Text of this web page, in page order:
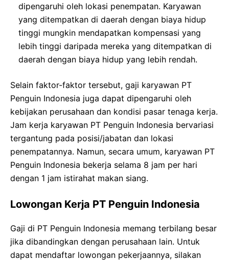
dipengaruhi oleh lokasi penempatan. Karyawan
yang ditempatkan di daerah dengan biaya hidup
tinggi mungkin mendapatkan kompensasi yang
lebih tinggi daripada mereka yang ditempatkan di
daerah dengan biaya hidup yang lebih rendah.
Selain faktor-faktor tersebut, gaji karyawan PT
Penguin Indonesia juga dapat dipengaruhi oleh
kebijakan perusahaan dan kondisi pasar tenaga kerja.
Jam kerja karyawan PT Penguin Indonesia bervariasi
tergantung pada posisi/jabatan dan lokasi
penempatannya. Namun, secara umum, karyawan PT
Penguin Indonesia bekerja selama 8 jam per hari
dengan 1 jam istirahat makan siang.
Lowongan Kerja PT Penguin Indonesia
Gaji di PT Penguin Indonesia memang terbilang besar
jika dibandingkan dengan perusahaan lain. Untuk
dapat mendaftar lowongan pekerjaannya, silakan